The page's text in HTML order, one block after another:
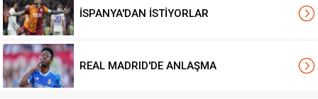
İSPANYA'DAN İSTİYORLAR
REAL MADRID'DE ANLAŞMA